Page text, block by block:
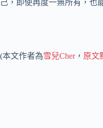
己，即使再度一無所有，也
(本文作者為雪兒Cher， 原文